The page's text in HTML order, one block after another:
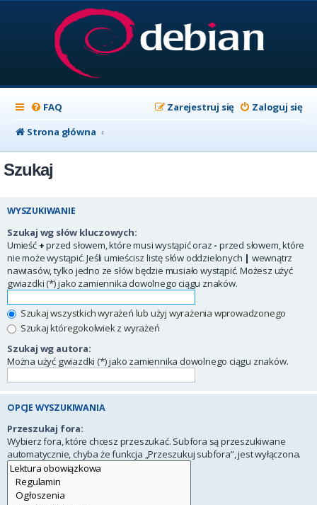
FAQ Zaloguj się
Zarejestruj się
Strona główna
Szukaj
WYSZUKIWANIE
Szukaj wg słów kluczowych:
Umieść +przed słowem, które musi wystąpić oraz - przed słowem, które
nie może wystąpić. Jeśli umieścisz listę słów oddzielonych | wewnątrz
nawiasów, tylko jedno ze słów będzie musiało wystąpić. Możesz użyć
gwiazdki (*) jako zamiennika dowolnego ciągu znaków.
Szukaj wszystkich wyrażeń lub użyj wyrażenia wprowadzonego
Szukaj któregokolwiek z wyrażeń
Szukaj wg autora:
Można użyć gwiazdki (*) jako zamiennika dowolnego ciągu znaków.
OPCJE WYSZUKIWANIA
Przeszukaj fora:
Wybierz fora, które chcesz przeszukać. Subfora są przeszukiwane
automatycznie, chyba że funkcja „Przeszukuj subfora”, jest wyłączona.